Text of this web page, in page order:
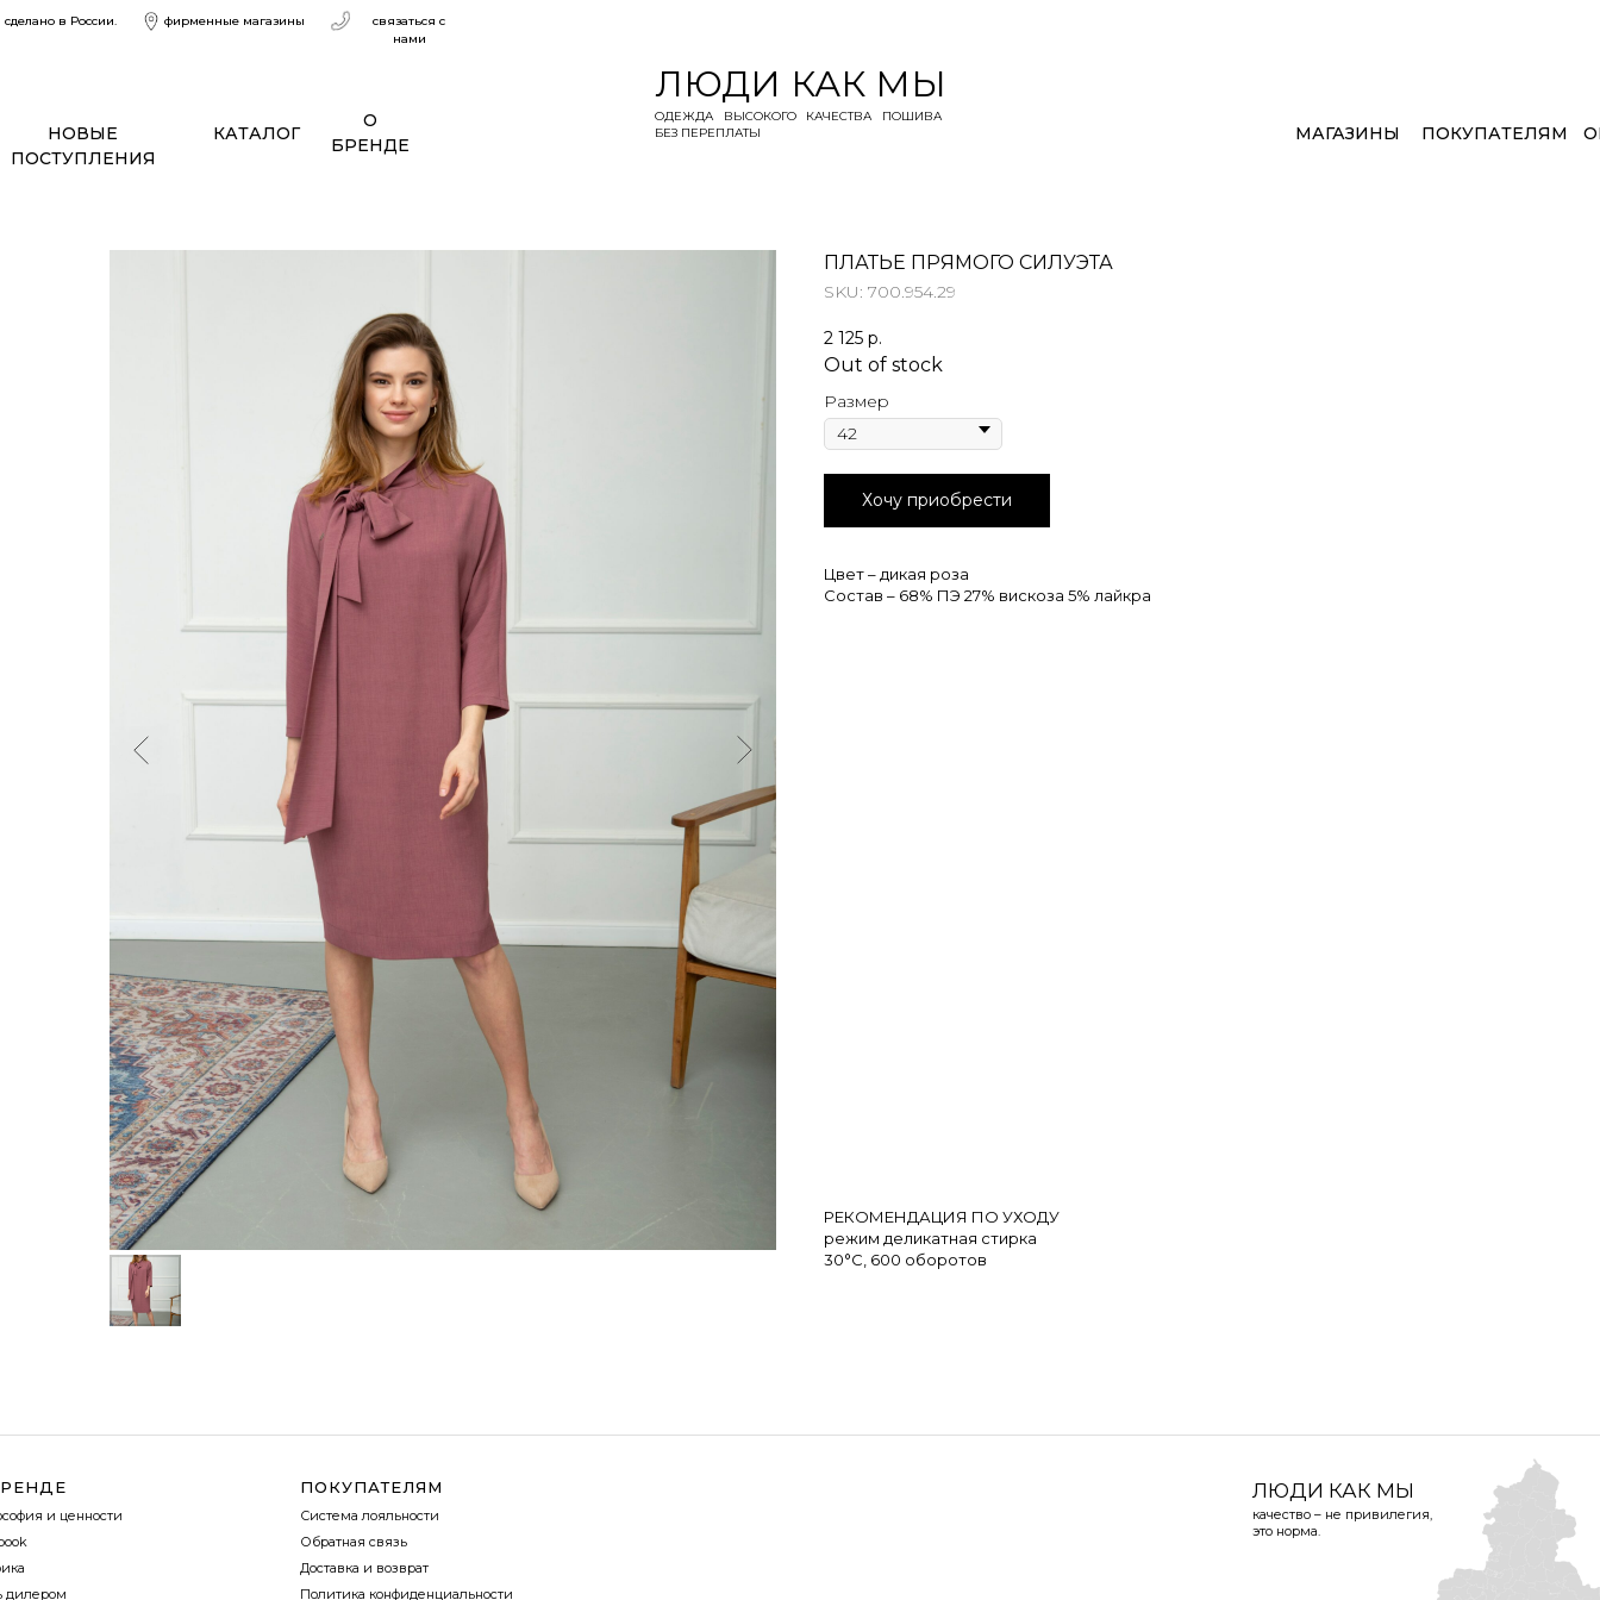
ЛЮДИ КАК МЫ
сделано в России.
МАГАЗИНЫ
ОДЕЖДА ВЫСОКОГО КАЧЕСТВА ПОШИВА
БЕЗ ПЕРЕПЛАТЫ
НОВЫЕ
ПОСТУПЛЕНИЯ
фирменные магазины
связаться с
нами
КАТАЛОГ
О
БРЕНДЕ
ПОКУПАТЕЛЯМ
ПЛАТЬЕ ПРЯМОГО СИЛУЭТА
SKU: 700.954.29
2 125 р.
Out of stock
Размер
Хочу приобрести
Цвет – дикая роза
Состав – 68% ПЭ 27% вискоза 5% лайкра
РЕКОМЕНДАЦИЯ ПО УХОДУ
режим деликатная стирка
30°С, 600 оборотов
и ценности
дилером
ЛЮДИ КАК МЫ
ПОКУПАТЕЛЯМ
Система лояльности
Обратная связь
Доставка и возврат
Политика конфиденциальности
качество – не привилегия,
это норма.